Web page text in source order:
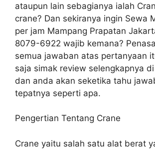
ataupun lain sebagianya ialah
crane? Dan sekiranya ingin Sewa
per jam Mampang Prapatan
8079-6922 wajib kemana?
semua jawaban atas pertanyaan
saja simak review selengkapnya
dan anda akan seketika tahu
tepatnya seperti apa.
Pengertian Tentang Crane
Crane yaitu salah satu alat berat